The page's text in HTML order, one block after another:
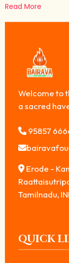
Read More
Welcome to
a sacred
95857
Erode -
Tamilnadu,
QUICK